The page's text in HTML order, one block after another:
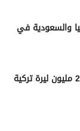
والسعودية في
تبرعات “الحزب الجديد” تسجل 283.3 مليون ليرة تركية